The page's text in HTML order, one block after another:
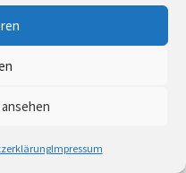
Impressum